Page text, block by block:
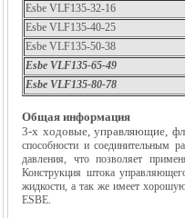
Esbe VLF135-32-16
Esbe VLF135-40-25
Esbe VLF135-50-38
Esbe VLF135-65-49
Esbe VLF135-80-78
Общая информация
3-х ходовые, управляющие,
способности и соединительным
давления, что позволяет
Конструкция штока
жидкости, а так же имеет
ESBE.